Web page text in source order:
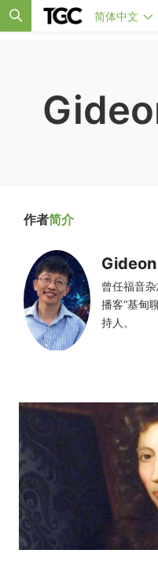
简体中文
作者简介
曾任福音
播客“基甸
持人。